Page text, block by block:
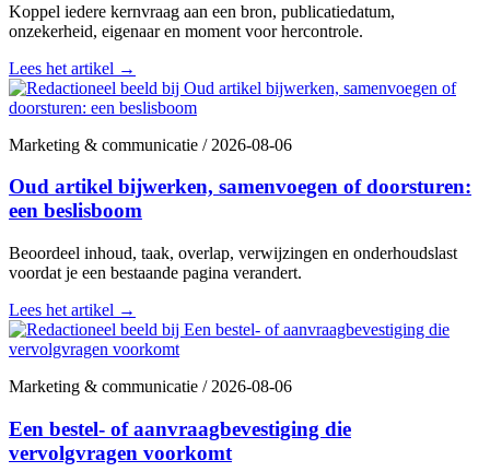
Koppel iedere kernvraag aan een bron, publicatiedatum,
onzekerheid, eigenaar en moment voor hercontrole.
Lees het artikel →
Marketing & communicatie /2026-08-06
Oud artikel bijwerken, samenvoegen of doorsturen:
een beslisboom
Beoordeel inhoud, taak, overlap, verwijzingen en onderhoudslast
voordat je een bestaande pagina verandert.
Lees het artikel →
Marketing & communicatie /2026-08-06
Een bestel- of aanvraagbevestiging die
vervolgvragen voorkomt